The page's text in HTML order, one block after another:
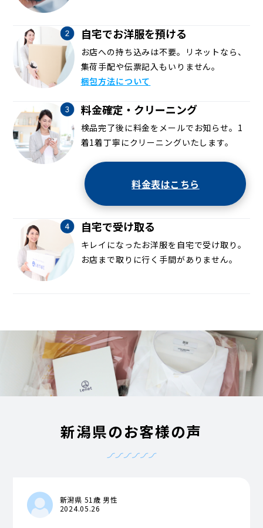
自宅でお洋服を預ける
お店への持ち込みは不要。リネットなら、
集荷手配や伝票記入もいりません。
梱包方法について
料金確定・クリーニング
検品完了後に料金をメールでお知らせ。1
着1着丁寧にクリーニングいたします。
料金表はこちら
自宅で受け取る
キレイになったお洋服を自宅で受け取り。
お店まで取りに行く手間がありません。
新潟県のお客様の声
新潟県 51歳 男性
2024.05.26